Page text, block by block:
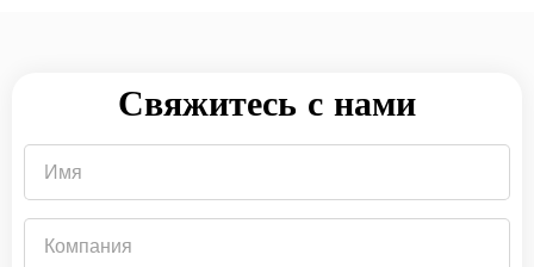
Свяжитесь с нами